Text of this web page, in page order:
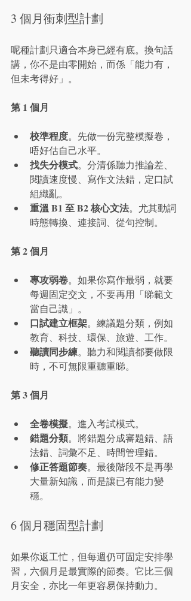
3 個月衝刺型計劃
呢種計劃只適合本身已經有底。換句話
講，你不是由零開始，而係「能力有，
但未考得好」。
第 1 個月
校準程度。先做一份完整模擬卷，
唔好估自己水平。
找失分模式。分清係聽力推論差、
閱讀速度慢、寫作文法錯，定口試
組織亂。
重溫 B1 至 B2 核心文法。尤其動詞
時態轉換、連接詞、從句控制。
第 2 個月
專攻弱卷。如果你寫作最弱，就要
每週固定交文，不要再用「睇範文
當自己識」。
口試建立框架。練議題分類，例如
教育、科技、環保、旅遊、工作。
聽讀同步練。聽力和閱讀都要做限
時，不可無限重聽重睇。
第 3 個月
全卷模擬。進入考試模式。
錯題分類。將錯題分成審題錯、語
法錯、詞彙不足、時間管理錯。
修正答題節奏。最後階段不是再學
大量新知識，而是讓已有能力變
穩。
6 個月穩固型計劃
如果你返工忙，但每週仍可固定安排學
習，六個月是最實際的節奏。它比三個
月安全，亦比一年更容易保持動力。